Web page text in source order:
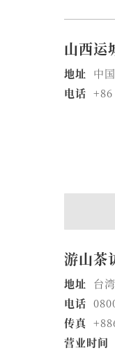
山西运
地址 中
电话
游山茶
地址 台
电话
传真
营业时间